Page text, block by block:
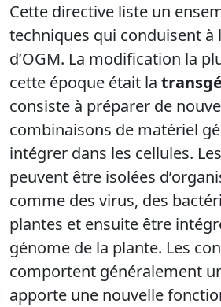
Cette directive liste un
techniques qui conduisent à
d’OGM. La modification la
cette époque était la
consiste à préparer de
combinaisons de matériel
intégrer dans les cellules.
peuvent être isolées
comme des virus, des
plantes et ensuite être
génome de la plante. Les
comportent généralement
apporte une nouvelle